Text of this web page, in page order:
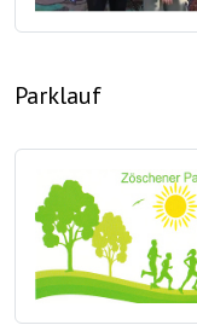
Parklauf